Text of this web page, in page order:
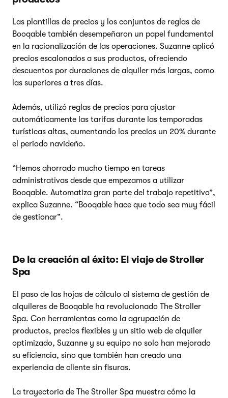
Las plantillas de precios y los conjuntos de reglas de
Booqable también desempeñaron un papel fundamental
en la racionalización de las operaciones. Suzanne aplicó
precios escalonados a sus productos, ofreciendo
descuentos por duraciones de alquiler más largas, como
las superiores a tres días.
Además, utilizó reglas de precios para ajustar
automáticamente las tarifas durante las temporadas
turísticas altas, aumentando los precios un 20% durante
el periodo navideño.
“Hemos ahorrado mucho tiempo en tareas
administrativas desde que empezamos a utilizar
Booqable. Automatiza gran parte del trabajo repetitivo”,
explica Suzanne. “Booqable hace que todo sea muy fácil
de gestionar”.
De la creación al éxito: El viaje de Stroller
Spa
El paso de las hojas de cálculo al sistema de gestión de
alquileres de Booqable ha revolucionado The Stroller
Spa. Con herramientas como la agrupación de
productos, precios flexibles y un sitio web de alquiler
optimizado, Suzanne y su equipo no solo han mejorado
su eficiencia, sino que también han creado una
experiencia de cliente sin fisuras.
La trayectoria de The Stroller Spa muestra cómo la